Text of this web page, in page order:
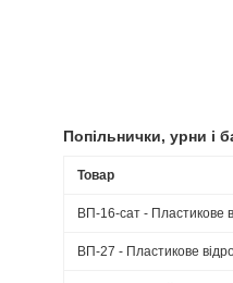
Попільнички, урни і
Товар
ВП-16-сат - Пластикове
ВП-27 - Пластикове